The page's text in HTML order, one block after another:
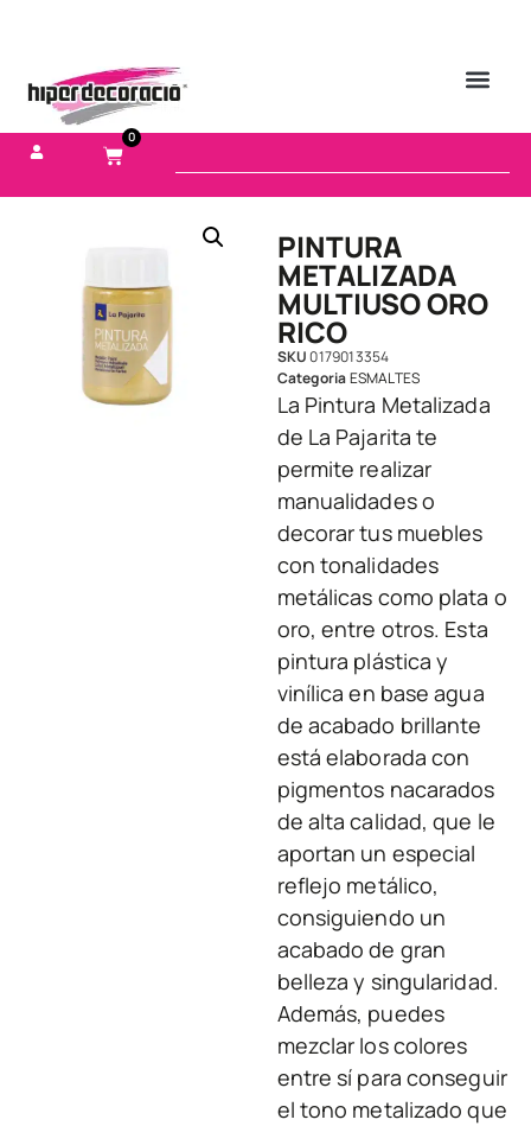
0
PINTURA
METALIZADA
MULTIUSO ORO
RICO
SKU0179013354
CategoriaESMALTES
La Pintura Metalizada
de La Pajarita te
permite realizar
manualidades o
decorar tus muebles
con tonalidades
metálicas como plata o
oro, entre otros. Esta
pintura plástica y
vinílica en base agua
de acabado brillante
está elaborada con
pigmentos nacarados
de alta calidad, que le
aportan un especial
reflejo metálico,
consiguiendo un
acabado de gran
belleza y singularidad.
Además, puedes
mezclar los colores
entre sí para conseguir
el tono metalizado que